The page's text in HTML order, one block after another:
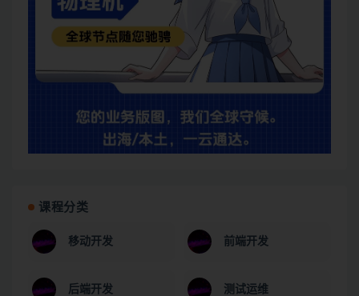
课程分类
移动开发 前端开发
后端开发 测试运维